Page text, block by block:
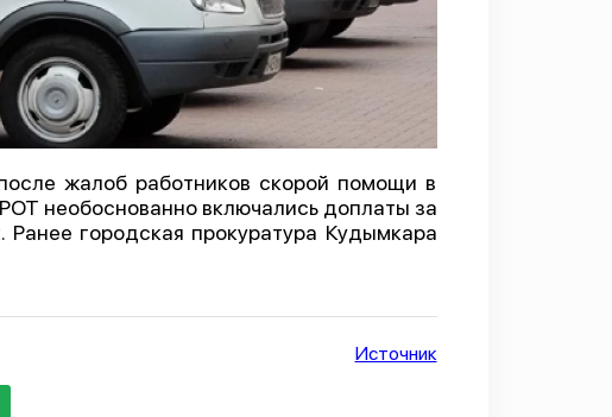
жалоб работников скорой помощи в
необоснованно включались доплаты за
городская прокуратура Кудымкара
Источник